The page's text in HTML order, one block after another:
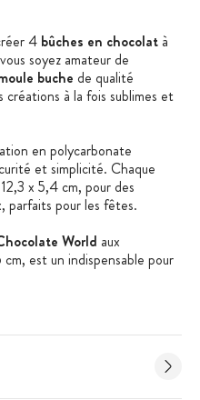
4 bûches en chocolat à
soyez amateur de
buche de qualité
à la fois sublimes et
en polycarbonate
et simplicité. Chaque
x 5,4 cm, pour des
parfaits pour les fêtes.
World aux
est un indispensable pour